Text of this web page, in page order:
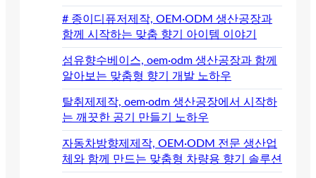
# 종이디퓨저제작, OEM·ODM 생산공장과
함께 시작하는 맞춤 향기 아이템 이야기
섬유향수베이스, oem·odm 생산공장과 함께
알아보는 맞춤형 향기 개발 노하우
탈취제제작, oem·odm 생산공장에서 시작하
는 깨끗한 공기 만들기 노하우
자동차방향제제작, OEM·ODM 전문 생산업
체와 함께 만드는 맞춤형 차량용 향기 솔루션